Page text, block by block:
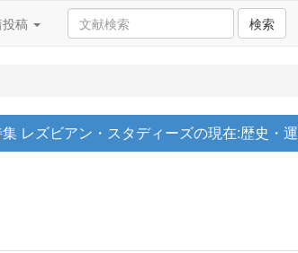
稿 検索
レズビアン・スタディーズの現在:歴史・